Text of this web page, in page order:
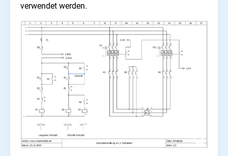
verwendet werden.